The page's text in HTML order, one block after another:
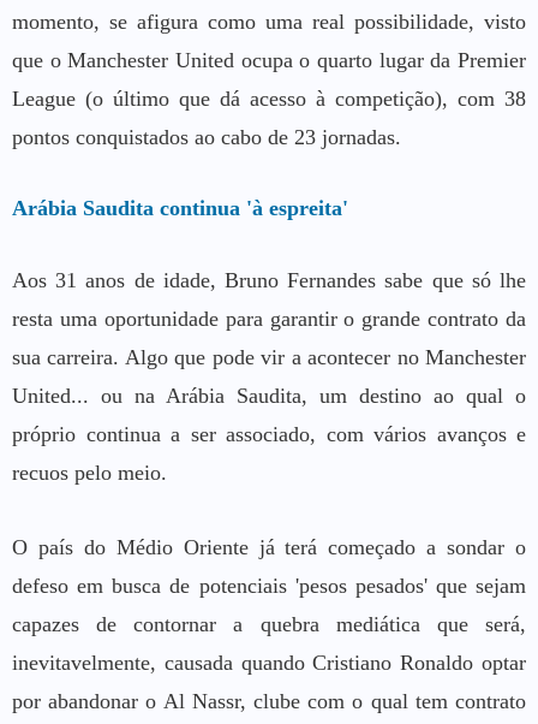
momento, se afigura como uma real possibilidade, visto
que o Manchester United ocupa o quarto lugar da Premier
League (o último que dá acesso à competição), com 38
pontos conquistados ao cabo de 23 jornadas.
Arábia Saudita continua 'à espreita'
Aos 31 anos de idade, Bruno Fernandes sabe que só lhe
resta uma oportunidade para garantir o grande contrato da
sua carreira. Algo que pode vir a acontecer no Manchester
United... ou na Arábia Saudita, um destino ao qual o
próprio continua a ser associado, com vários avanços e
recuos pelo meio.
O país do Médio Oriente já terá começado a sondar o
defeso em busca de potenciais 'pesos pesados' que sejam
capazes de contornar a quebra mediática que será,
inevitavelmente, causada quando Cristiano Ronaldo optar
por abandonar o Al Nassr, clube com o qual tem contrato